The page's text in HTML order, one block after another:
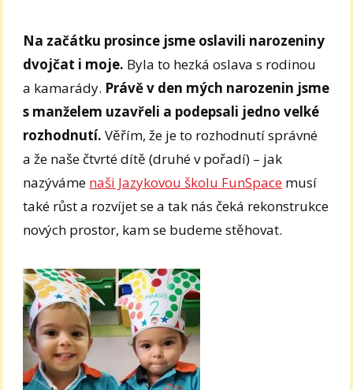
Na začátku prosince jsme oslavili narozeniny
dvojčat i moje. Byla to hezká oslava s rodinou
a kamarády. Právě v den mých narozenin jsme
s manželem uzavřeli a podepsali jedno velké
rozhodnutí. Věřím, že je to rozhodnutí správné
a že naše čtvrté dítě (druhé v pořadí) – jak
nazýváme naši Jazykovou školu FunSpace musí
také růst a rozvíjet se a tak nás čeká rekonstrukce
nových prostor, kam se budeme stěhovat.